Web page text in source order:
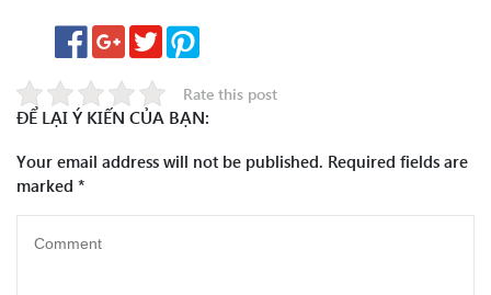
Rate this post
ĐỂ LẠI Ý KIẾN CỦA BẠN:
Your email address will not be published. Required fields are
marked *